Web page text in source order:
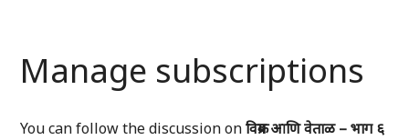
Manage subscriptions
You can follow the discussion onविक्रम आणि वेताळ – भाग ६